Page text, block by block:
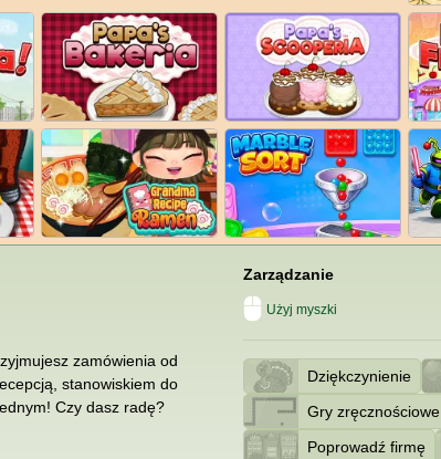
zamówienia od
stanowiskiem do
Czy dasz radę?
Zarządzanie
Użyj myszki
Dziękczynienie
Gry zręcznościowe
Poprowadź firmę